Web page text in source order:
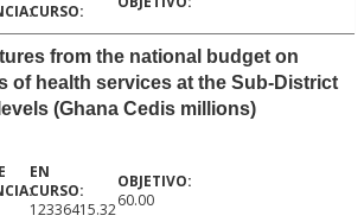
from the national budget on
of health services at the Sub-District
(Ghana Cedis millions)
12336415.3260.00